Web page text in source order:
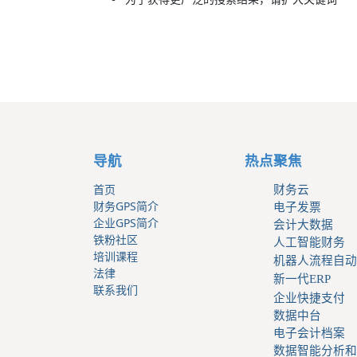
导航
首页
财务GPS简介
企业GPS简介
铁粉社区
培训课程
法律
联系我们
热点聚焦
财务云
电子发票
会计大数据
人工智能财务
机器人流程自
新一代ERP
企业快捷支付
数据中台
电子会计档案
数据智能分析